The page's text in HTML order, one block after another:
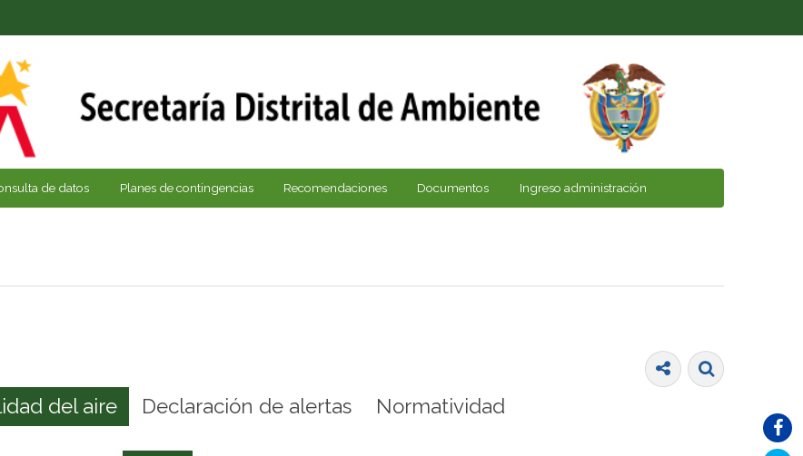
de datos Planes de contingencias Recomendaciones Documentos Ingreso administración
del aire Declaración de alertas Normatividad